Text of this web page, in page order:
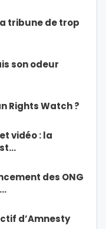
tribune de trop
son odeur
Rights Watch ?
vidéo : la
des ONG
d’Amnesty